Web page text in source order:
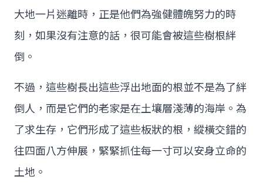
大地一片迷離時，正是他們為強健體魄努力的時
刻，如果沒有注意的話，很可能會被這些樹根絆
倒。
不過，這些樹長出這些浮出地面的根並不是為了絆
倒人，而是它們的老家是在土壤層淺薄的海岸。為
了求生存，它們形成了這些板狀的根，縱橫交錯的
往四面八方伸展，緊緊抓住每一寸可以安身立命的
土地。